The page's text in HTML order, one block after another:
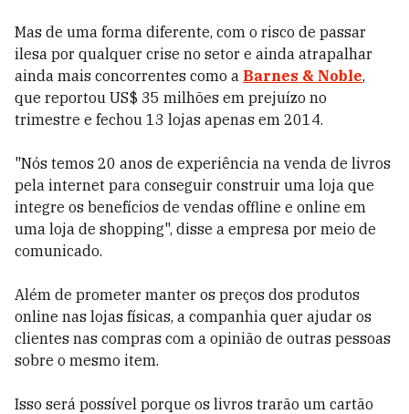
Mas de uma forma diferente, com o risco de passar
ilesa por qualquer crise no setor e ainda atrapalhar
ainda mais concorrentes como a Barnes & Noble,
que reportou US$ 35 milhões em prejuízo no
trimestre e fechou 13 lojas apenas em 2014.
"Nós temos 20 anos de experiência na venda de livros
pela internet para conseguir construir uma loja que
integre os benefícios de vendas offline e online em
uma loja de shopping", disse a empresa por meio de
comunicado.
Além de prometer manter os preços dos produtos
online nas lojas físicas, a companhia quer ajudar os
clientes nas compras com a opinião de outras pessoas
sobre o mesmo item.
Isso será possível porque os livros trarão um cartão